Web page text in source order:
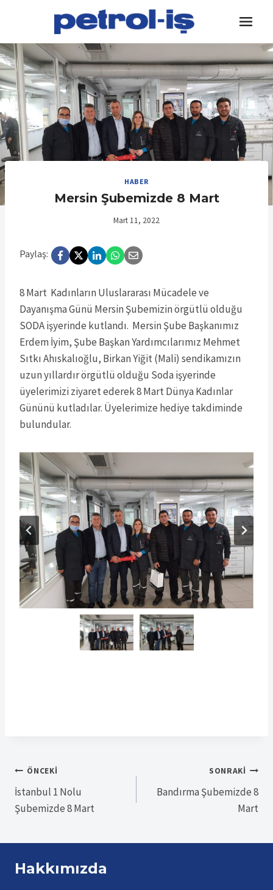
content
HABER
Mersin Şubemizde 8 Mart
Mart 11, 2022
Paylaş:
8 Mart Kadınların Uluslararası Mücadele ve
Dayanışma Günü Mersin Şubemizin örgütlü olduğu
SODA işyerinde kutlandı. Mersin Şube Başkanımız
Erdem İyim, Şube Başkan Yardımcılarımız Mehmet
Sıtkı Ahıskalıoğlu, Birkan Yiğit (Mali) sendikamızın
uzun yıllardır örgütlü olduğu Soda işyerinde
üyelerimizi ziyaret ederek 8 Mart Dünya Kadınlar
Gününü kutladılar. Üyelerimize hediye takdiminde
bulundular.
Yazı
gezinmesi
ÖNCEKI
İstanbul 1 Nolu
Şubemizde 8 Mart
SONRAKI
Bandırma Şubemizde 8
Mart
Hakkımızda